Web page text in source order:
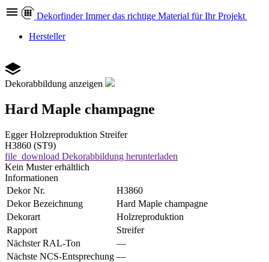
Dekorfinder Immer das richtige Material für Ihr Projekt
Hersteller
Dekorabbildung anzeigen
Hard Maple champagne
Egger Holzreproduktion Streifer
H3860 (ST9)
file_download Dekorabbildung herunterladen
Kein Muster erhältlich
Informationen
Dekor Nr.
H3860
Dekor Bezeichnung
Hard Maple champagne
Dekorart
Holzreproduktion
Rapport
Streifer
Nächster RAL-Ton
—
Nächste NCS-Entsprechung —